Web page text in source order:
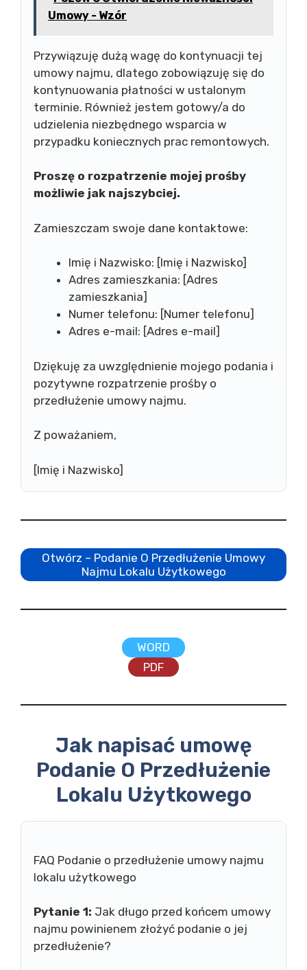
Umowy - Wzór
Przywiązuję dużą wagę do kontynuacji tej
umowy najmu, dlatego zobowiązuję się do
kontynuowania płatności w ustalonym
terminie. Również jestem gotowy/a do
udzielenia niezbędnego wsparcia w
przypadku koniecznych prac remontowych.
Proszę o rozpatrzenie mojej prośby
możliwie jak najszybciej.
Zamieszczam swoje dane kontaktowe:
Imię i Nazwisko: [Imię i Nazwisko]
Adres zamieszkania: [Adres
zamieszkania]
Numer telefonu: [Numer telefonu]
Adres e-mail: [Adres e-mail]
Dziękuję za uwzględnienie mojego podania i
pozytywne rozpatrzenie prośby o
przedłużenie umowy najmu.
Z poważaniem,
[Imię i Nazwisko]
Otwórz – Podanie O Przedłużenie Umowy
Najmu Lokalu Użytkowego
WORD
PDF
Jak napisać umowę
Podanie O Przedłużenie
Lokalu Użytkowego
FAQ Podanie o przedłużenie umowy najmu
lokalu użytkowego
Pytanie 1: Jak długo przed końcem umowy
najmu powinienem złożyć podanie o jej
przedłużenie?